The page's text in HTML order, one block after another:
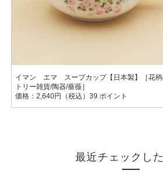
イマン エマ スープカップ【日本製】［花柄
トリー雑貨/陶器/薔薇］
価格：2,640円（税込）39 ポイント
最近チェックし